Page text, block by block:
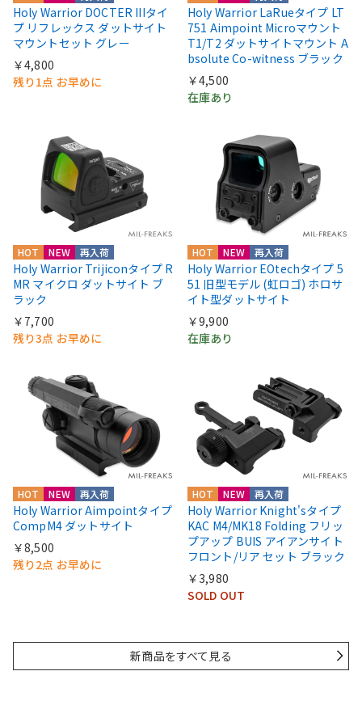
Holy Warrior DOCTER IIIタイ
プ リフレックス ダットサイト
マウントセット グレー
￥4,800
残り1点 お早めに
Holy Warrior LaRueタイプ LT
751 Aimpoint Microマウント
T1/T2 ダットサイトマウント A
bsolute Co-witness ブラック
￥4,500
在庫あり
HOT NEW 再入荷
Holy Warrior Trijiconタイプ R
MR マイクロ ダットサイト ブ
ラック
￥7,700
残り3点 お早めに
HOT NEW 再入荷
Holy Warrior EOtechタイプ 5
51 旧型モデル (虹ロゴ) ホロサ
イト型ダットサイト
￥9,900
在庫あり
HOT NEW 再入荷
Holy Warrior Aimpointタイプ
CompM4 ダットサイト
￥8,500
残り2点 お早めに
HOT NEW 再入荷
Holy Warrior Knight'sタイプ
KAC M4/MK18 Folding フリッ
プアップ BUIS アイアンサイト
フロント/リア セット ブラック
￥3,980
SOLD OUT
新商品をすべて見る